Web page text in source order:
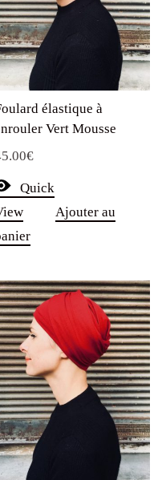
élastique à
Vert Mousse
€
Quick
Ajouter au